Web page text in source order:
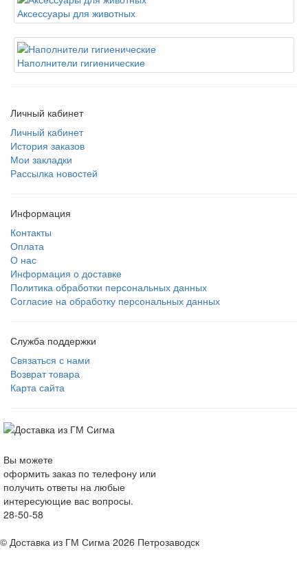
Аксессуары для животных
Наполнители гигиенические
Личный кабинет
Личный кабинет
История заказов
Мои закладки
Рассылка новостей
Информация
Контакты
Оплата
О нас
Информация о доставке
Политика обработки персональных данных
Согласие на обработку персональных данных
Служба поддержки
Связаться с нами
Возврат товара
Карта сайта
Вы можете
оформить заказ по телефону или
получить ответы на любые
интересующие вас вопросы.
28-50-58
© Доставка из ГМ Сигма 2026 Петрозаводск